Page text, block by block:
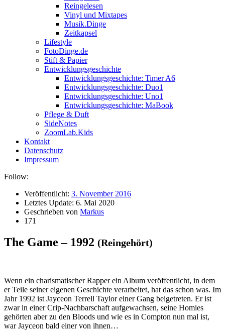
Reingelesen
Vinyl und Mixtapes
Musik.Dinge
Zeitkapsel
Lifestyle
FotoDinge.de
Stift & Papier
Entwicklungsgeschichte
Entwicklungsgeschichte: Timer A6
Entwicklungsgeschichte: Duo1
Entwicklungsgeschichte: Uno1
Entwicklungsgeschichte: MaBook
Pflege & Duft
SideNotes
ZoomLab.Kids
Kontakt
Datenschutz
Impressum
Follow:
Veröffentlicht: 3. November 2016
Letztes Update: 6. Mai 2020
Geschrieben von Markus
171
The Game – 1992 (Reingehört)
Wenn ein charismatischer Rapper ein Album veröffentlicht, in dem
er Teile seiner eigenen Geschichte verarbeitet, hat das schon was. Im
Jahr 1992 ist Jayceon Terrell Taylor einer Gang beigetreten. Er ist
zwar in einer Crip-Nachbarschaft aufgewachsen, seine Homies
gehörten aber zu den Bloods und wie es in Compton nun mal ist,
war Jayceon bald einer von ihnen…